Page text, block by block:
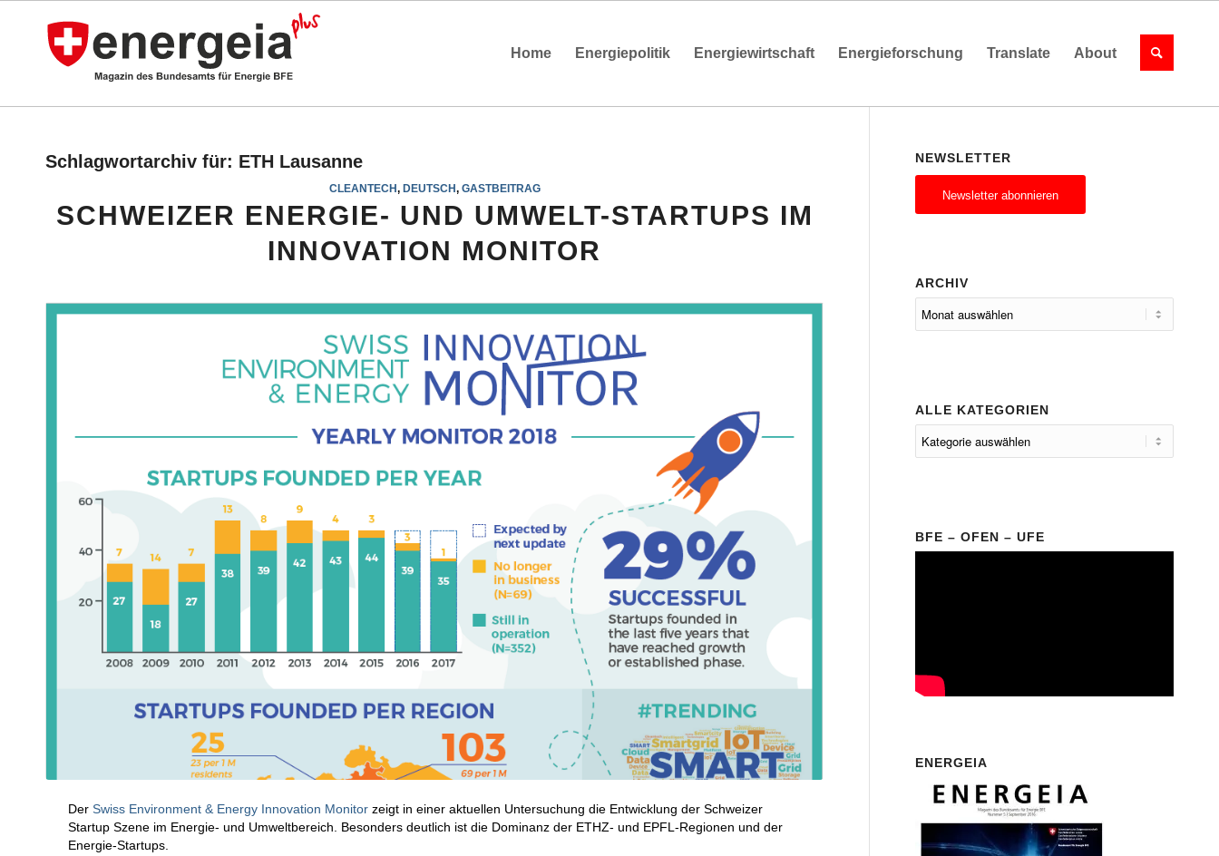
Home Energiepolitik Energiewirtschaft Energieforschung Translate About
Schlagwortarchiv für: ETH Lausanne
CLEANTECH, DEUTSCH, GASTBEITRAG
SCHWEIZER ENERGIE- UND UMWELT-STARTUPS IM
INNOVATION MONITOR
Der Swiss Environment & Energy Innovation Monitor zeigt in einer aktuellen Untersuchung die Entwicklung der Schweizer
Startup Szene im Energie- und Umweltbereich. Besonders deutlich ist die Dominanz der ETHZ- und EPFL-Regionen und der
Energie-Startups.
NEWSLETTER
Newsletter abonnieren
ARCHIV
ALLE KATEGORIEN
BFE – OFEN – UFE
ENERGEIA